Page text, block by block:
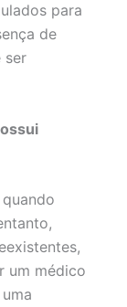
para
de
ser
um médico